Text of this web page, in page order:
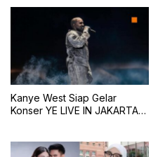
Kanye West Siap Gelar
Konser YE LIVE IN JAKARTA